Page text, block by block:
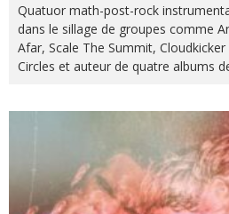
Quatuor math-post-rock
dans le sillage de groupes comme
Afar, Scale The Summit,
Circles et auteur de quatre albums